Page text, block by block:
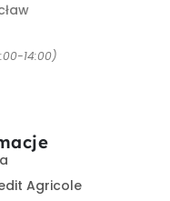
14:00)
Agricole